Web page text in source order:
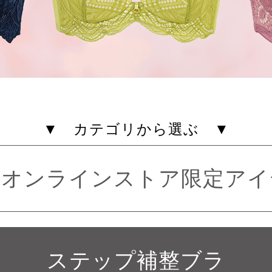
▼ カテゴリから選ぶ ▼
ンラインストア限定ア
ステップ補整ブラ